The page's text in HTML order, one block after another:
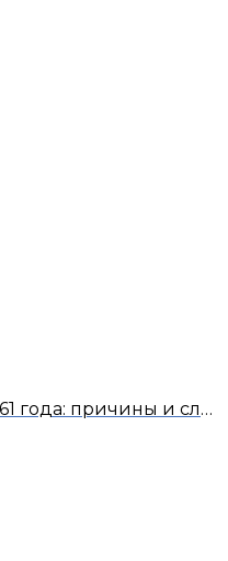
Денежная реформа 1961 года: причины и следствия | Правда Жизни | Сергей Шумаков